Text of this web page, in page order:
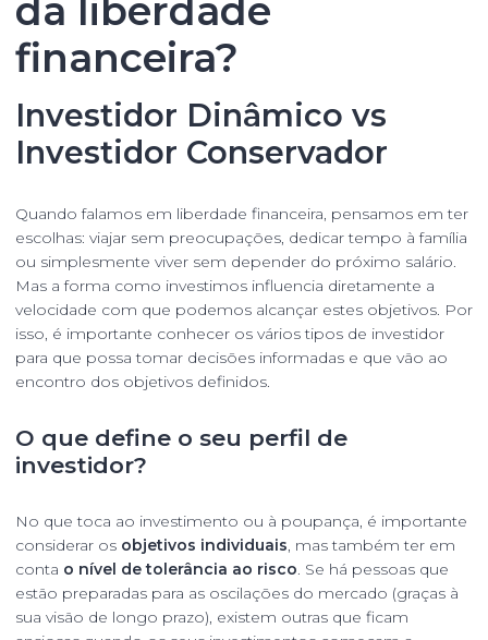
da liberdade
financeira?
Investidor Dinâmico vs
Investidor Conservador
Quando falamos em liberdade financeira, pensamos em ter
escolhas: viajar sem preocupações, dedicar tempo à família
ou simplesmente viver sem depender do próximo salário.
Mas a forma como investimos influencia diretamente a
velocidade com que podemos alcançar estes objetivos. Por
isso, é importante conhecer os vários tipos de investidor
para que possa tomar decisões informadas e que vão ao
encontro dos objetivos definidos.
O que define o seu perfil de
investidor?
No que toca ao investimento ou à poupança, é importante
considerar os objetivos individuais, mas também ter em
conta o nível de tolerância ao risco. Se há pessoas que
estão preparadas para as oscilações do mercado (graças à
sua visão de longo prazo), existem outras que ficam